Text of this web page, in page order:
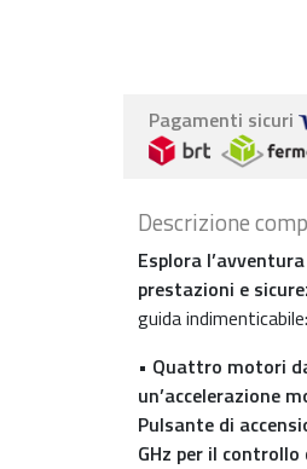
Pagamenti sicuri
Descrizione
Esplora
prestazioni e
guida indimenticabile:
• Quattro motori
un’accelerazione
Pulsante di
GHz per il